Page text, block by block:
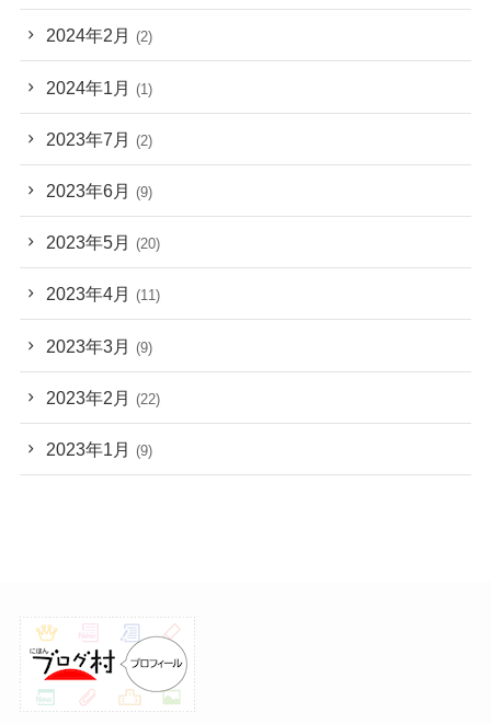
2024年2月 (2)
2024年1月 (1)
2023年7月 (2)
2023年6月 (9)
2023年5月 (20)
2023年4月 (11)
2023年3月 (9)
2023年2月 (22)
2023年1月 (9)